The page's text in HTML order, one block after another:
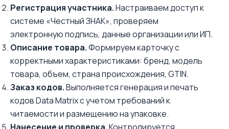
Регистрация участника.Настраиваем доступ к
системе «Честный ЗНАК», проверяем
электронную подпись, данные организации или ИП.
Описание товара.Формируем карточку с
корректными характеристиками: бренд, модель
товара, объем, страна происхождения, GTIN.
Заказ кодов.Выполняется генерация и печать
кодов Data Matrix с учетом требований к
читаемости и размещению на упаковке.